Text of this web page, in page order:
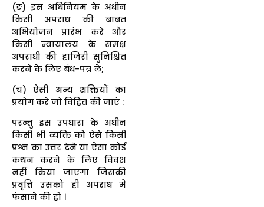
(ङ) इस अधिनियम के अधीन
किसी अपराध की बाबत
अभियोजन प्रारंभ करे और
किसी न्यायालय के समक्ष
अपराधी की हाजिरी सुनिश्चित
करने के लिए बंध-पत्र ले;
(च) ऐसी अन्य शक्तियों का
प्रयोग करे जो विहित की जाएं :
परन्तु इस उपधारा के अधीन
किसी भी व्यक्ति को ऐसे किसी
प्रश्न का उत्तर देने या ऐसा कोई
कथन करने के लिए विवश
नहीं किया जाएगा जिसकी
प्रवृत्ति उसको ही अपराध में
फंसाने की हो ।